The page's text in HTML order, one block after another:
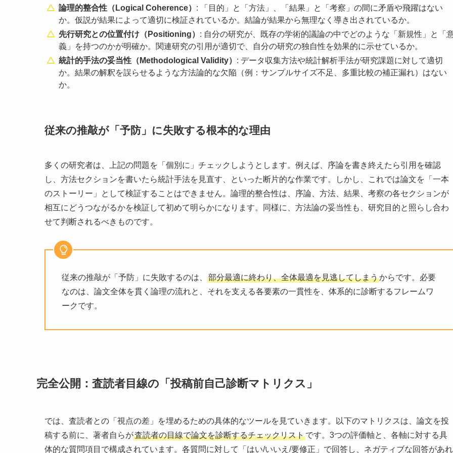
論理的整合性（Logical Coherence） : 「目的」と「方法」、「結果」と「考察」の間に矛盾や飛躍はない
か。仮説が結果によって適切に検証されているか。結論が結果から無理なく導き出されているか。
先行研究との位置付け（Positioning） : 自分の研究が、既存の学術的議論の中でどのような「新規性」と「
義」を持つのかが明確か。関連研究の引用が適切で、自分の研究の独自性を効果的に示せているか。
統計的手法の妥当性（Methodological Validity） : データ収集方法や統計解析手法が研究課題に対して適切
か。結果の解釈を誤らせるような方法論的な欠陥（例：サンプルサイズ不足、多重比較の補正漏れ）はない
か。
従来の推敲が「予防」に失敗する根本的な理由
多くの研究者は、上記の問題を「個別に」チェックしようとします。例えば、序論を書き終えたら引用を確認
し、方法セクションを書いたら統計手法を見直す、といった断片的な作業です。しかし、これでは論文を「一本
のストーリー」として検証することはできません。論理的整合性は、序論、方法、結果、考察の各セクションが
相互にどうつながるかを検証して初めて明らかになります。同様に、方法論の妥当性も、研究目的と照らし合わ
せて判断されるべきものです。
従来の推敲が「予防」に失敗するのは、 部分最適に終わり、全体最適を見逃してしまうからです。必要
なのは、論文全体を貫く論理の流れと、それを支える各要素の一貫性を、体系的に診断するフレームワ
ークです。
完全公開：査読者目線の「投稿前自己診断マトリクス」
では、査読者との「視点の差」を埋めるための具体的なツールを見ていきます。以下のマトリクスは、論文を投
稿する前に、著者自らが査読者の目線で論文を診断するチェックリストです。3つの評価軸と、各軸に対する具
体的な質問項目で構成されています。各質問に対して「はい/いいえ/要修正」で回答し、ネガティブな回答があれ